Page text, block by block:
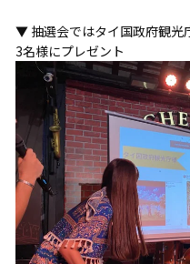
▼ 抽選会ではタイ国政府観光
3名様にプレゼント